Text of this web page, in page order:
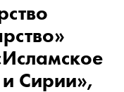
Сирии»,